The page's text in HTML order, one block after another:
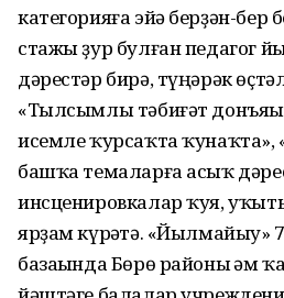
категорияға эйә берҙән-бер
стажы ҙур булған педагог
дәрестәр бирә, түңәрәк
«Тылсымлы тәбиғәт
исемле ҡурсаҡта ҡунаҡта»,
башҡа темаларға асыҡ
инсценировкалар ҡуя,
ярҙам күрһәтә. «Йылмайыу»
базаһында Бөрө районы һәм